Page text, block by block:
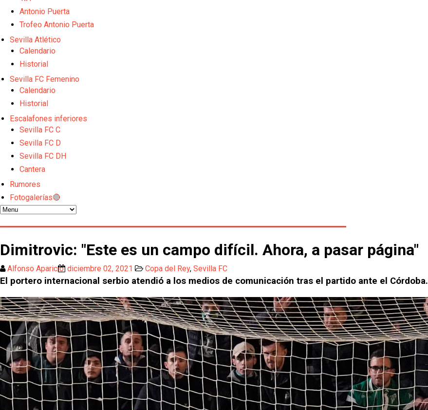
Juanlu de vuelta a Sevilla para cerrar su fichaje a la Premier
El Granada negocia con el Sevilla FC por Alberto Flores
El Sevilla mueve ficha por Robbie Ure: la opción 'A' para el ataque nervionense
Antonio Puerta
Trofeo Antonio Puerta
Sevilla Atlético
Calendario
Historial
Sevilla FC Femenino
Calendario
Historial
Escalafones inferiores
Sevilla FC C
Sevilla FC D
Sevilla FC DH
Cantera
Rumores
Fotogalerías🔴
Dimitrovic: "Este es un campo difícil. Ahora, a pasar página"
Alfonso Aparicio diciembre 02, 2021 Copa del Rey, Sevilla FC
El portero internacional serbio atendió a los medios de comunicación tras el partido ante el Córdoba.